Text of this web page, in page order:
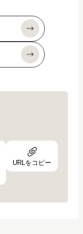
URL
イ
URLをコピー